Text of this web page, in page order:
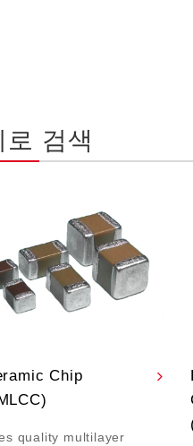
로 검색
Chip
quality multilayer